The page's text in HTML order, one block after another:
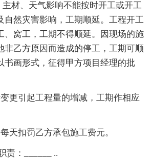
材、天气影响不能按时开工或开工
自然灾害影响，工期顺延。工程开工
、窝工，工期不得顺延。因现场的施
非乙方原因而造成的停工，工期可顺
书画形式，征得甲方项目经理的批
更引起工程量的增减，工期作相应
天扣罚乙方承包施工费元。
责：______ ..